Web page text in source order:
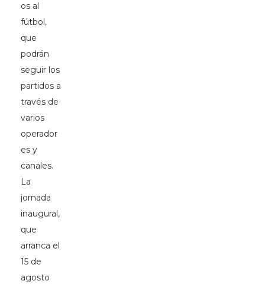
os al
fútbol,
que
podrán
seguir los
partidos a
través de
varios
operador
es y
canales.
La
jornada
inaugural,
que
arranca el
15 de
agosto